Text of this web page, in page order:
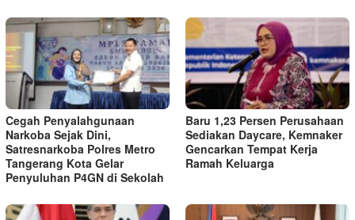
Cegah Penyalahgunaan
Narkoba Sejak Dini,
Satresnarkoba Polres Metro
Tangerang Kota Gelar
Penyuluhan P4GN di Sekolah
Baru 1,23 Persen Perusahaan
Sediakan Daycare, Kemnaker
Gencarkan Tempat Kerja
Ramah Keluarga